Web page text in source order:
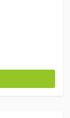
de barrière or